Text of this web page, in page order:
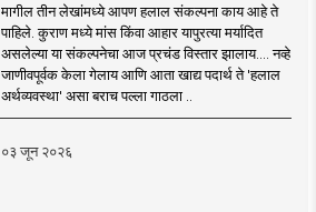
मागील तीन लेखांमध्ये आपण हलाल संकल्पना काय आहे ते
पाहिले. कुराण मध्ये मांस किंवा आहार यापुरत्या मर्यादित
असलेल्या या संकल्पनेचा आज प्रचंड विस्तार झालाय.... नव्हे
जाणीवपूर्वक केला गेलाय आणि आता खाद्य पदार्थ ते 'हलाल
अर्थव्यवस्था' असा बराच पल्ला गाठला ..
०३ जून २०२६